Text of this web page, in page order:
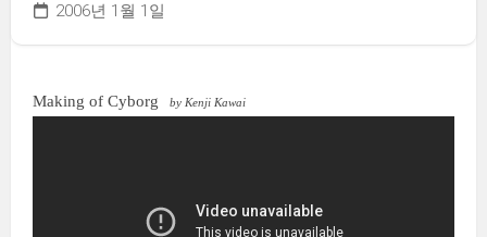
2006년 1월 1일
Making of Cyborg by Kenji Kawai